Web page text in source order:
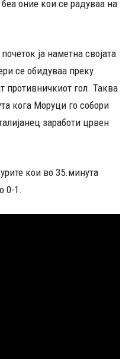
оние кои се радуваа на
ја наметна својата
се обидуваа преку
противничкиот гол. Таква
кога Моруци го собори
заработи црвен
кои во 35.минута
0-1.